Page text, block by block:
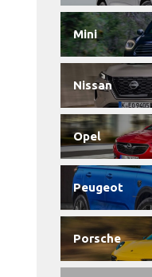
Mini
Nissan
Opel
Peugeot
Porsche